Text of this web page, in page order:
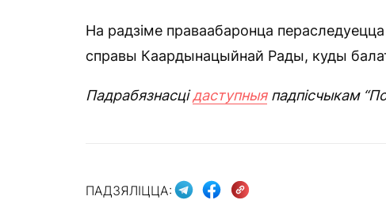
На радзіме праваабаронца
справы Каардынацыйнай Рады, куды
Падрабязнасцідаступныяпадпісчыкам
ПАДЗЯЛІЦЦА: